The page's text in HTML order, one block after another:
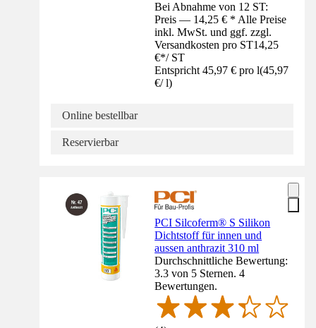
Bei Abnahme von 12 ST:
Preis — 14,25 € * Alle Preise
inkl. MwSt. und ggf. zzgl.
Versandkosten pro ST14,25
€*/ ST
Entspricht 45,97 € pro l(45,97
€/ l)
Online bestellbar
Reservierbar
PCI Silcoferm® S Silikon
Dichtstoff für innen und
aussen anthrazit 310 ml
Durchschnittliche Bewertung:
3.3 von 5 Sternen. 4
Bewertungen.